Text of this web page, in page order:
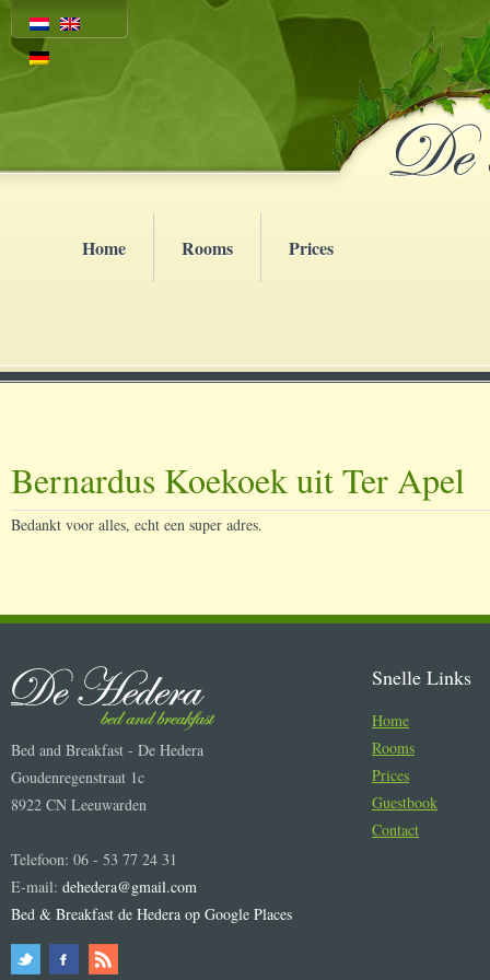
Home Rooms Prices
Bernardus Koekoek uit Ter Apel
Bedankt voor alles, echt een super adres.
Bed and Breakfast - De Hedera
Goudenregenstraat 1c
8922 CN Leeuwarden
Telefoon: 06 - 53 77 24 31
E-mail: dehedera@gmail.com
Bed & Breakfast de Hedera op Google Places
Snelle Links
Home
Rooms
Prices
Guestbook
Contact